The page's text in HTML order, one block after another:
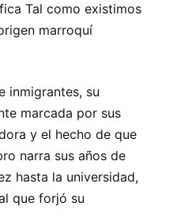
Tal como existimos
marroquí
inmigrantes, su
marcada por sus
y el hecho de que
narra sus años de
hasta la universidad,
que forjó su